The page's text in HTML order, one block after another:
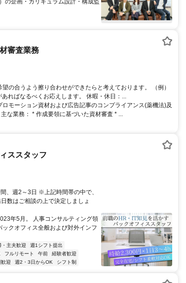
の企画・カリキュラム設計・構成監
審査業務
の合うよう擦り合わせができたらと考えております。 （例）
ればなるべくお応えします。 休暇・休日：...
モーション資材および広告記事のコンプライアンス(薬機法)及
な業務： * 作成要領に基づいた資材審査 * ...
ススタッフ
、週2～3日 ※上記時間帯の中で、
数はご相談の上で決定しましょ
年5月。 人事コンサルティング領
クオフィス全般および対外インフ
・主夫歓迎
週1シフト提出
フルリモート 午前
経験者歓迎
迎 週2・3日からOK シフト制